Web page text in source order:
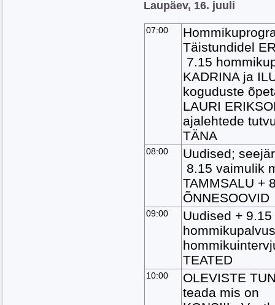
Laupäev, 16. juuli
07:00
Täistundidel
7.15
KADRINA ja
koguduste
LAURI
ajalehtede
TÄNA
08:00
Uudised;
8.15 vaimulik
TAMMSALU +
ÕNNESOOVID
09:00
Uudised + 9.15
TEATED
10:00
OLEVISTE
teada mis on